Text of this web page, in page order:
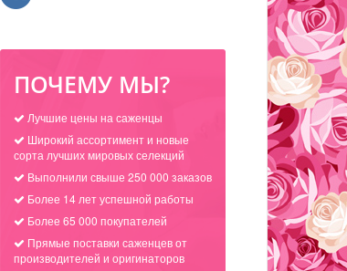
ПОЧЕМУ МЫ?
Лучшие цены на саженцы
Широкий ассортимент и новые
сорта лучших мировых селекций
Выполнили свыше 250 000 заказов
Более 14 лет успешной работы
Более 65 000 покупателей
Прямые поставки саженцев от
производителей и оригинаторов